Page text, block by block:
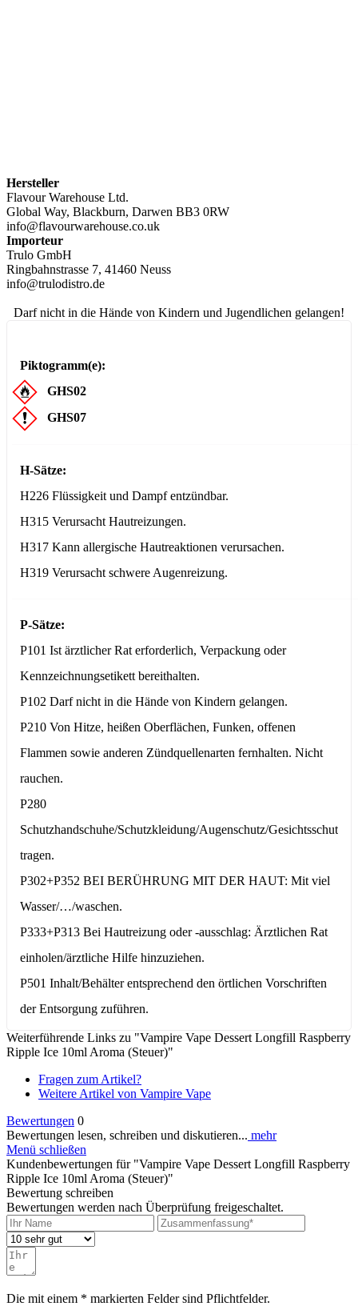
Hersteller
Flavour Warehouse Ltd.
Global Way, Blackburn, Darwen BB3 0RW
info@flavourwarehouse.co.uk
Importeur
Trulo GmbH
Ringbahnstrasse 7, 41460 Neuss
info@trulodistro.de
Darf nicht in die Hände von Kindern und Jugendlichen gelangen!
Piktogramm(e):
GHS02
GHS07
H-Sätze:
H226 Flüssigkeit und Dampf entzündbar.
H315 Verursacht Hautreizungen.
H317 Kann allergische Hautreaktionen verursachen.
H319 Verursacht schwere Augenreizung.
P-Sätze:
P101 Ist ärztlicher Rat erforderlich, Verpackung oder
Kennzeichnungsetikett bereithalten.
P102 Darf nicht in die Hände von Kindern gelangen.
P210 Von Hitze, heißen Oberflächen, Funken, offenen
Flammen sowie anderen Zündquellenarten fernhalten. Nicht
rauchen.
P280
Schutzhandschuhe/Schutzkleidung/Augenschutz/Gesichtsschutz
tragen.
P302+P352 BEI BERÜHRUNG MIT DER HAUT: Mit viel
Wasser/…/waschen.
P333+P313 Bei Hautreizung oder -ausschlag: Ärztlichen Rat
einholen/ärztliche Hilfe hinzuziehen.
P501 Inhalt/Behälter entsprechend den örtlichen Vorschriften
der Entsorgung zuführen.
Weiterführende Links zu "Vampire Vape Dessert Longfill Raspberry
Ripple Ice 10ml Aroma (Steuer)"
Fragen zum Artikel?
Weitere Artikel von Vampire Vape
Bewertungen 0
Bewertungen lesen, schreiben und diskutieren... mehr
Menü schließen
Kundenbewertungen für "Vampire Vape Dessert Longfill Raspberry
Ripple Ice 10ml Aroma (Steuer)"
Bewertung schreiben
Bewertungen werden nach Überprüfung freigeschaltet.
Die mit einem * markierten Felder sind Pflichtfelder.